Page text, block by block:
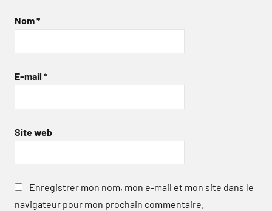
Nom*
E-mail *
Site web
Enregistrer mon nom, mon e-mail et mon site dans le
navigateur pour mon prochain commentaire.